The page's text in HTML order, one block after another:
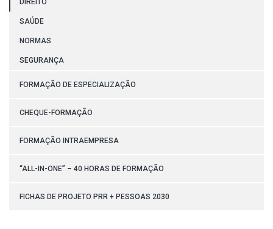
DIREITO
SAÚDE
NORMAS
SEGURANÇA
FORMAÇÃO DE ESPECIALIZAÇÃO
CHEQUE-FORMAÇÃO
FORMAÇÃO INTRAEMPRESA
“ALL-IN-ONE” – 40 HORAS DE FORMAÇÃO
FICHAS DE PROJETO PRR + PESSOAS 2030